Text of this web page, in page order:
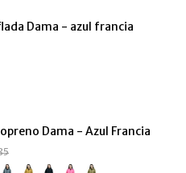
Dama - azul francia
Dama - Azul Francia